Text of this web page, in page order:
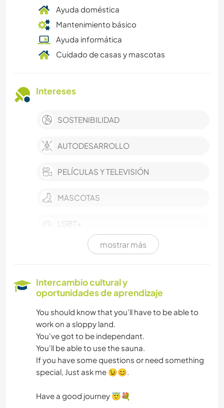
Ayuda doméstica
Mantenimiento básico
Ayuda informática
Cuidado de casas y mascotas
Intereses
SOSTENIBILIDAD
AUTODESARROLLO
PELÍCULAS Y TELEVISIÓN
MASCOTAS
LGBT+
COCINA Y ALIMENTACIÓN
IDIOMAS
ANIMALES
mostrar más
Intercambio cultural y
oportunidades de aprendizaje
You should know that you'll have to be able to
work on a sloppy land.
You've got to be independant.
You'll be able to use the sauna.
If you have some questions or need something
special, Just ask me 😉😊.
Have a good journey 😇💐